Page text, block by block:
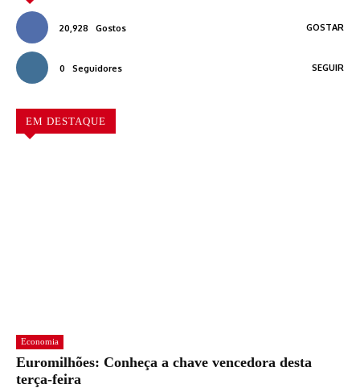
20,928 Gostos GOSTAR
0 Seguidores SEGUIR
EM DESTAQUE
Economia
Euromilhões: Conheça a chave vencedora desta
terça-feira